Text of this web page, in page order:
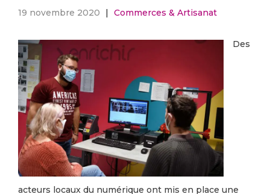
19 novembre 2020 | Commerces & Artisanat
Des
acteurs locaux du numérique ont mis en place une